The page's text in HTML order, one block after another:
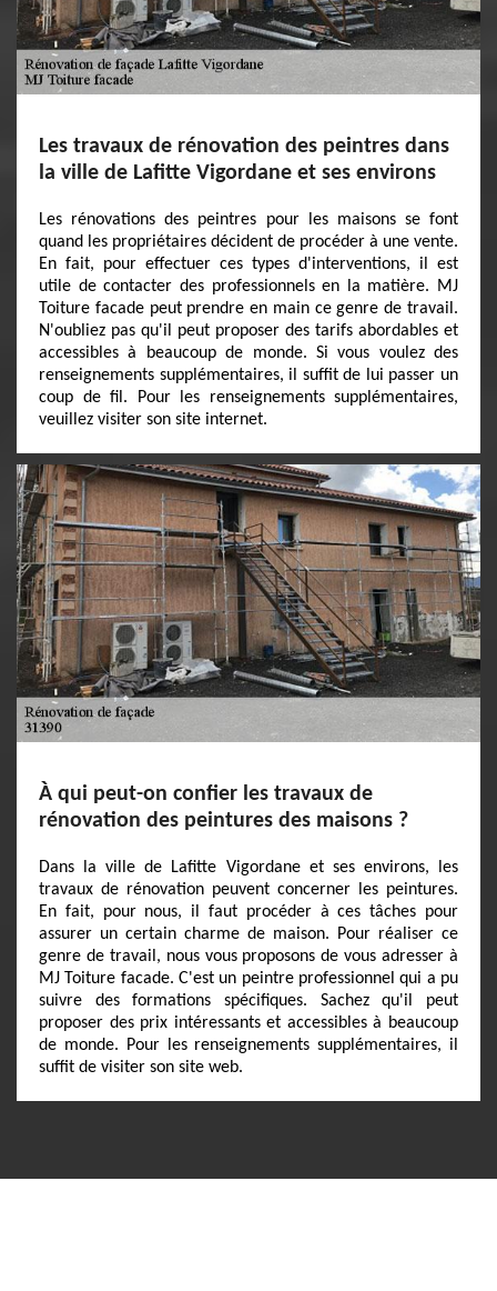
Les travaux de rénovation des peintres dans
la ville de Lafitte Vigordane et ses environs
Les rénovations des peintres pour les maisons se font
quand les propriétaires décident de procéder à une vente.
En fait, pour effectuer ces types d'interventions, il est
utile de contacter des professionnels en la matière. MJ
Toiture facade peut prendre en main ce genre de travail.
N'oubliez pas qu'il peut proposer des tarifs abordables et
accessibles à beaucoup de monde. Si vous voulez des
renseignements supplémentaires, il suffit de lui passer un
coup de fil. Pour les renseignements supplémentaires,
veuillez visiter son site internet.
À qui peut-on confier les travaux de
rénovation des peintures des maisons ?
Dans la ville de Lafitte Vigordane et ses environs, les
travaux de rénovation peuvent concerner les peintures.
En fait, pour nous, il faut procéder à ces tâches pour
assurer un certain charme de maison. Pour réaliser ce
genre de travail, nous vous proposons de vous adresser à
MJ Toiture facade. C'est un peintre professionnel qui a pu
suivre des formations spécifiques. Sachez qu'il peut
proposer des prix intéressants et accessibles à beaucoup
de monde. Pour les renseignements supplémentaires, il
suffit de visiter son site web.